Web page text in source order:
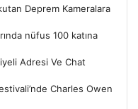
Deprem Kameralara
nüfus 100 katına
Adresi Ve Chat
Charles Owen